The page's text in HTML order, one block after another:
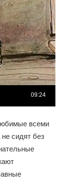
всеми
сидят без